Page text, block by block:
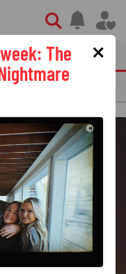
nieuws
©
×
The
©